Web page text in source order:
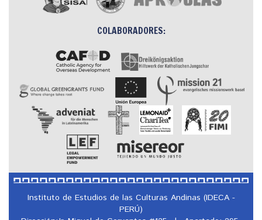
COLABORADORES:
Instituto de Estudios de las Culturas Andinas (IDECA -
PERÚ)